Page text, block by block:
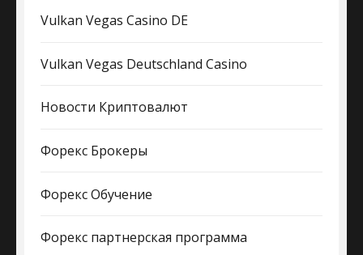
Vulkan Vegas Casino DE
Vulkan Vegas Deutschland Casino
Новости Криптовалют
Форекс Брокеры
Форекс Обучение
Форекс партнерская программа